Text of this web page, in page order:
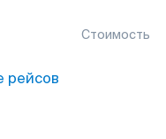
Стоимость
рейсов